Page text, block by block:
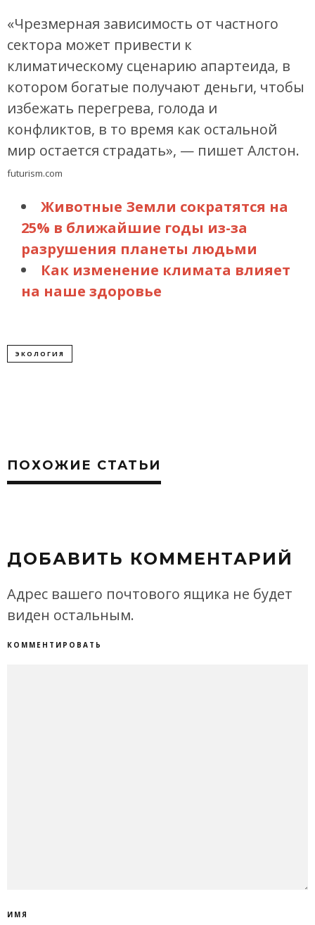
«Чрезмерная зависимость от частного
сектора может привести к
климатическому сценарию апартеида, в
котором богатые получают деньги, чтобы
избежать перегрева, голода и
конфликтов, в то время как остальной
мир остается страдать», — пишет Алстон.
futurism.com
Животные Земли сократятся на
25% в ближайшие годы из-за
разрушения планеты людьми
Как изменение климата влияет
на наше здоровье
ЭКОЛОГИЯ
ПОХОЖИЕ СТАТЬИ
ДОБАВИТЬ КОММЕНТАРИЙ
Адрес вашего почтового ящика не будет
виден остальным.
КОММЕНТИРОВАТЬ
ИМЯ